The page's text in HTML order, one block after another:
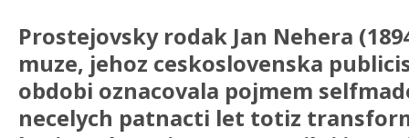
Prostejovsky rodak Jan Nehera
muze, jehoz ceskoslovenska
obdobi oznacovala pojmem
necelych patnacti let totiz